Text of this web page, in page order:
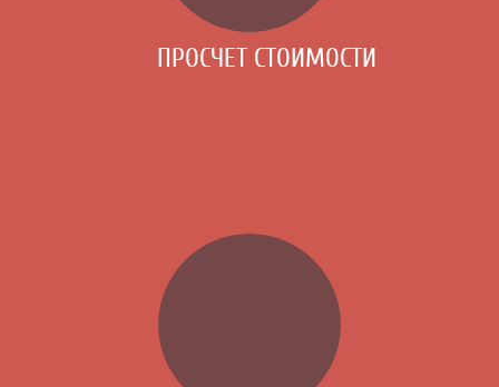
ПРОСЧЕТ СТОИМОСТИ